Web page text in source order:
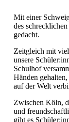
Mit einer
des
gedacht.
Zeitgleich mit
unsere
Schulhof
Händen
auf der Welt
Zwischen Köln,
und
gibt es